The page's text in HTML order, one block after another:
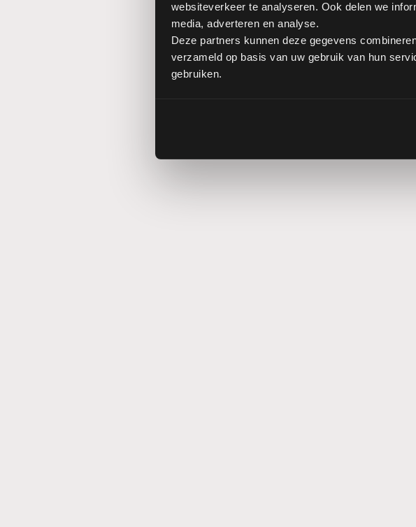
websiteverkeer te analyseren. Ook delen we
media, adverteren en analyse.
Deze partners kunnen deze gegevens
verzameld op basis van uw gebruik van hun
gebruiken.